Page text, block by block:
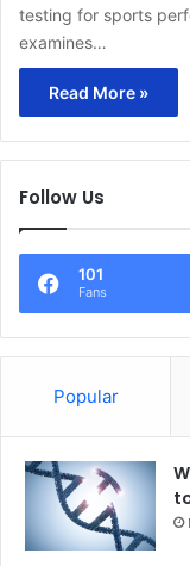
testing for sports
examines…
Read More »
Follow Us
101
Fans
Popular